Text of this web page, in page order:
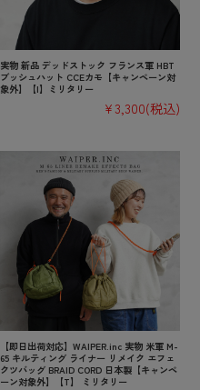
実物 新品 デッドストック フランス軍 HBT
ブッシュハット CCEカモ【キャンペーン対
象外】【I】ミリタリー
¥3,300(税込)
【即日出荷対応】WAIPER.inc 実物 米軍 M-
65 キルティング ライナー リメイク エフェ
クツバッグ BRAID CORD 日本製【キャンペ
ーン対象外】【T】 ミリタリー